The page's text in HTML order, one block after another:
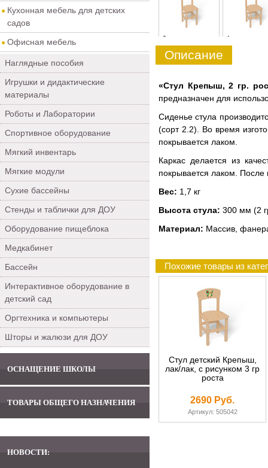
Кухонная мебель для детских
садов
Офисная мебель
Наглядные пособия
Игрушки и дидактические
материалы
Роботы и Лаборатории
Спортивное оборудование
Мягкий инвентарь
Мягкие модули
Сухие бассейны
Стенды и таблички для ДОУ
Оборудование пищеблока
Медкабинет
Бассейн
Интерактивное оборудование в
детский сад
Оргтехника и компьютеры
Шторы и жалюзи для ДОУ
ОСНАЩЕНИЕ ШКОЛЫ
ТОВАРЫ ОБЩЕГО НАЗНАЧЕНИЯ
НОВОСТИ:
0 1
Описание
«Стул Крепыш, 2 гр.
предназначен для
Сиденье стула
(сорт 2.2). Во время
покрывается лаком.
Каркас делается из
покрывается лаком.
Вес: 1,7 кг
Высота стула: 300 мм (2
Материал: Массив,
Похожие товары из
Стул детский Крепыш,
лак/лак, с рисунком 3 гр
роста
2690 Руб.
Артикул: 505042